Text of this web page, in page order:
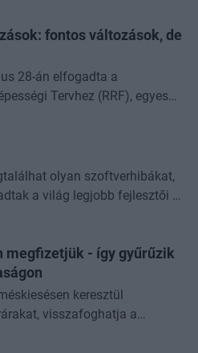
fontos változások, de
28-án elfogadta a
Tervhez (RRF), egyes
v
olyan szoftverhibákat,
a világ legjobb fejlesztői és
megfizetjük - így gyűrűzik
keresztül
visszafoghatja a